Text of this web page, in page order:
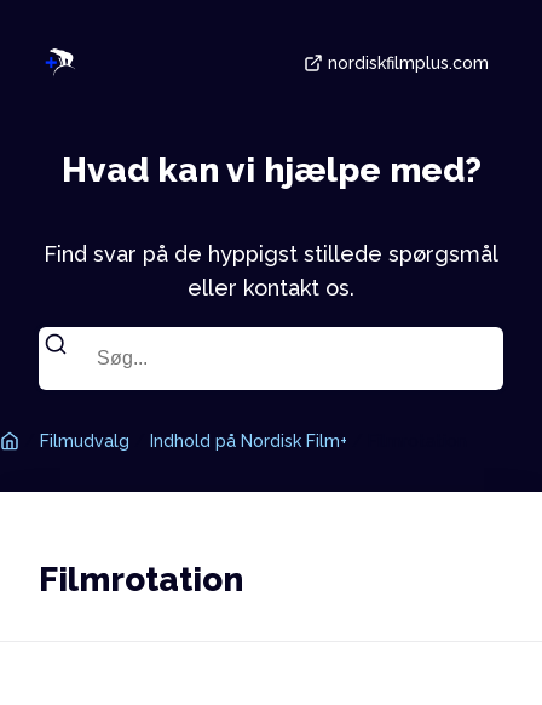
nordiskfilmplus.com
Hvad kan vi hjælpe med?
Find svar på de hyppigst stillede spørgsmål
eller kontakt os.
Filmudvalg Indhold på Nordisk Film+
Filmrotation